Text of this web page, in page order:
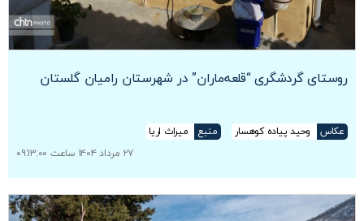
روستای گردشگری “قلعه‌ماران” در شهرستان رامیان گلستان
عکاس وحید پیاده کوهسار منبع
میراث اریا
۲۷ مرداد ۱۴۰۴ ساعت ۰۹:۱۳:۰۰